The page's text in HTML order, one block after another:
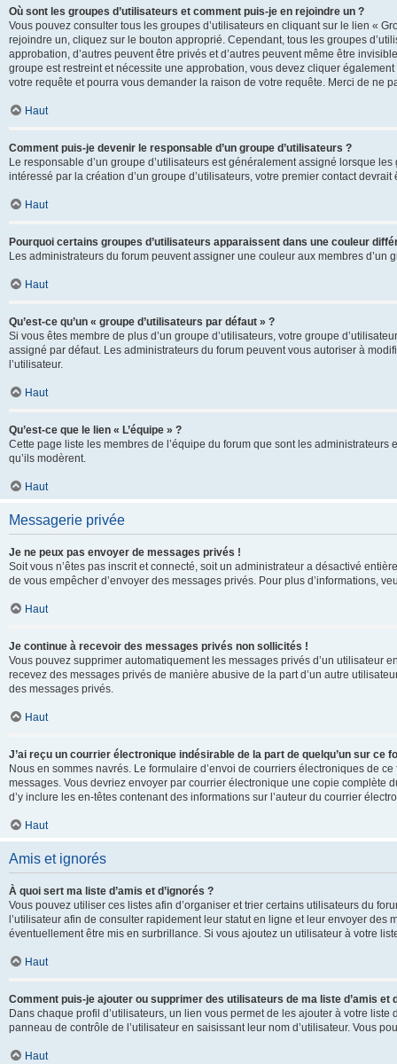
Où sont les groupes d’utilisateurs et comment puis-je en rejoindre un ?
Vous pouvez consulter tous les groupes d’utilisateurs en cliquant sur le lien «
rejoindre un, cliquez sur le bouton approprié. Cependant, tous les groupes
approbation, d’autres peuvent être privés et d’autres peuvent même être
groupe est restreint et nécessite une approbation, vous devez cliquer
votre requête et pourra vous demander la raison de votre requête. Merci de ne
Haut
Comment puis-je devenir le responsable d’un groupe d’utilisateurs ?
Le responsable d’un groupe d’utilisateurs est généralement assigné lorsque
intéressé par la création d’un groupe d’utilisateurs, votre premier contact
Haut
Pourquoi certains groupes d’utilisateurs apparaissent dans une couleur
Les administrateurs du forum peuvent assigner une couleur aux membres d’un
Haut
Qu’est-ce qu’un « groupe d’utilisateurs par défaut » ?
Si vous êtes membre de plus d’un groupe d’utilisateurs, votre groupe
assigné par défaut. Les administrateurs du forum peuvent vous autoriser à
l’utilisateur.
Haut
Qu’est-ce que le lien « L’équipe » ?
Cette page liste les membres de l’équipe du forum que sont les
qu’ils modèrent.
Haut
Messagerie privée
Je ne peux pas envoyer de messages privés !
Soit vous n’êtes pas inscrit et connecté, soit un administrateur a désactivé
de vous empêcher d’envoyer des messages privés. Pour plus d’informations,
Haut
Je continue à recevoir des messages privés non sollicités !
Vous pouvez supprimer automatiquement les messages privés d’un utilisateur
recevez des messages privés de manière abusive de la part d’un autre
des messages privés.
Haut
J’ai reçu un courrier électronique indésirable de la part de quelqu’un sur ce
Nous en sommes navrés. Le formulaire d’envoi de courriers électroniques de
messages. Vous devriez envoyer par courrier électronique une copie complète
d’y inclure les en-têtes contenant des informations sur l’auteur du courrier
Haut
Amis et ignorés
À quoi sert ma liste d’amis et d’ignorés ?
Vous pouvez utiliser ces listes afin d’organiser et trier certains utilisateurs du
l’utilisateur afin de consulter rapidement leur statut en ligne et leur envoyer
éventuellement être mis en surbrillance. Si vous ajoutez un utilisateur à votre
Haut
Comment puis-je ajouter ou supprimer des utilisateurs de ma liste d’amis et
Dans chaque profil d’utilisateurs, un lien vous permet de les ajouter à votre
panneau de contrôle de l’utilisateur en saisissant leur nom d’utilisateur. Vous
Haut